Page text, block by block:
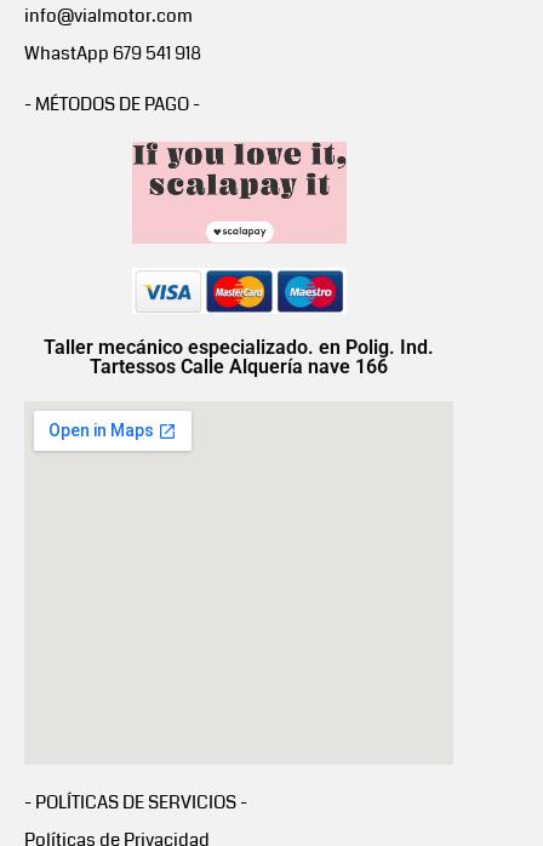
info@vialmotor.com
WhastApp 679 541 918
- MÉTODOS DE PAGO -
Taller mecánico especializado. en Polig. Ind.
Tartessos Calle Alquería nave 166
- POLÍTICAS DE SERVICIOS -
Políticas de Privacidad